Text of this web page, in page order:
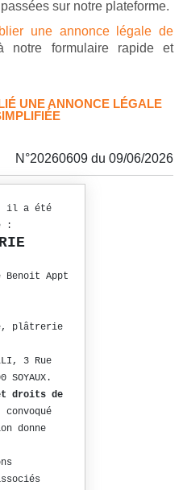
passées sur notre plateforme.
une annonce légale de
notre formulaire rapide et
UNE ANNONCE LÉGALE
N°20260609 du 09/06/2026
il a été
:
Benoit Appt
plâtrerie
3 Rue
et droits de
donne